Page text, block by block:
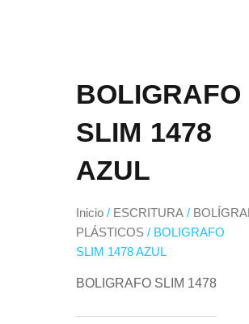
BOLIGRAFO
SLIM 1478
AZUL
Inicio / ESCRITURA /
PLÁSTICOS / BOLIGRAFO
SLIM 1478 AZUL
BOLIGRAFO SLIM 1478